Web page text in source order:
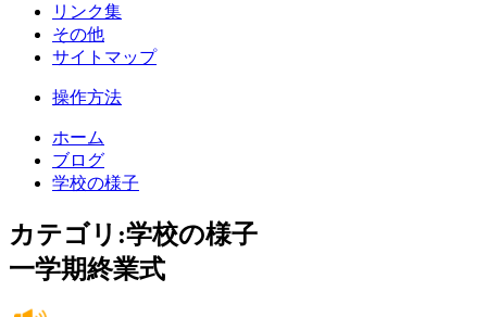
リンク集
その他
サイトマップ
操作方法
ホーム
ブログ
学校の様子
カテゴリ:学校の様子
一学期終業式